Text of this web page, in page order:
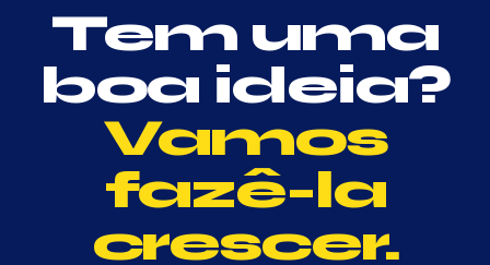
Tem uma
boa ideia?
Vamos
fazê-la
crescer.